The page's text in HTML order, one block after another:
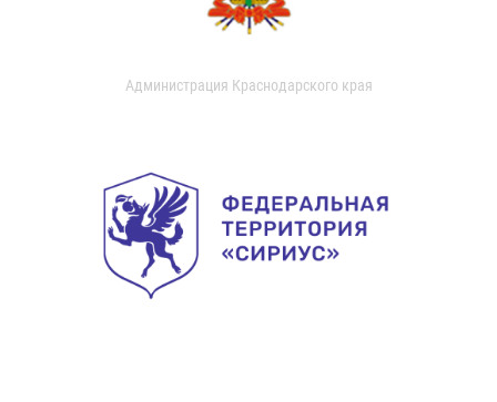
Администрация Краснодарского края